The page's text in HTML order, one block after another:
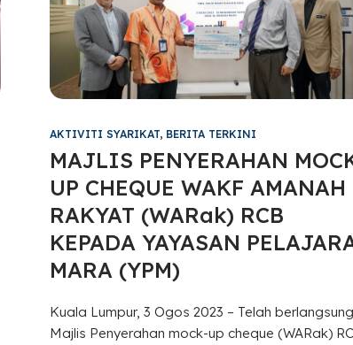
AKTIVITI SYARIKAT, BERITA TERKINI
MAJLIS PENYERAHAN
UP CHEQUE WAKF AMANAH
RAKYAT (WARak) RCB
KEPADA YAYASAN
MARA (YPM)
Kuala Lumpur, 3 Ogos 2023 – Telah berlangsung
Majlis Penyerahan mock-up cheque (WARak)